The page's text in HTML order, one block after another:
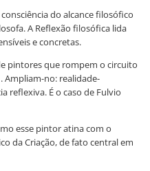
do alcance filosófico
A Reflexão filosófica lida
e concretas.
pintores que rompem o circuito
Ampliam-no: realidade-
reflexiva. É o caso de Fulvio
esse pintor atina com o
da Criação, de fato central em